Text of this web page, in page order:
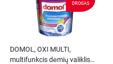
DROGAS
DOMOL, OXI MULTI,
multifunkcis dėmių valiklis